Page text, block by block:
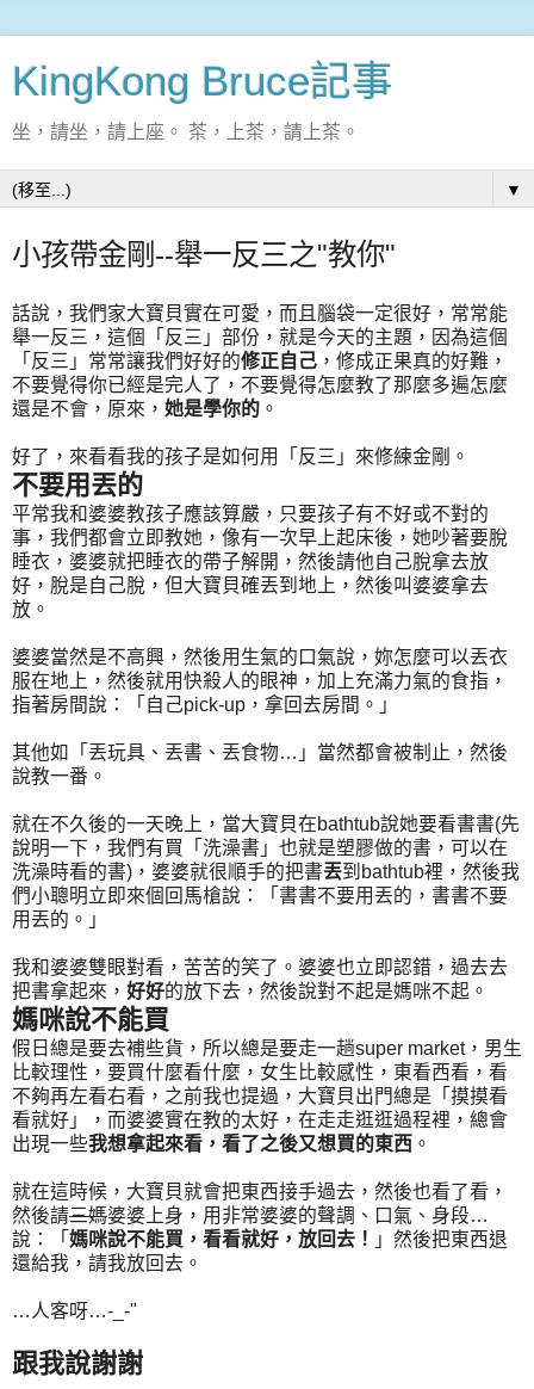
KingKong Bruce記事
坐，請坐，請上座。 茶，上茶，請上茶。
▼
小孩帶金剛--舉一反三之"教你"
話說，我們家大寶貝實在可愛，而且腦袋一定很好，常常能
舉一反三，這個「反三」部份，就是今天的主題，因為這個
「反三」常常讓我們好好的修正自己 ，修成正果真的好難，
不要覺得你已經是完人了，不要覺得怎麼教了那麼多遍怎麼
還是不會，原來， 她是學你的 。
好了，來看看我的孩子是如何用「反三」來修練金剛。
不要用丟的
平常我和婆婆教孩子應該算嚴，只要孩子有不好或不對的
事，我們都會立即教她，像有一次早上起床後，她吵著要脫
睡衣，婆婆就把睡衣的帶子解開，然後請他自己脫拿去放
好，脫是自己脫，但大寶貝確丟到地上，然後叫婆婆拿去
放。
婆婆當然是不高興，然後用生氣的口氣說，妳怎麼可以丟衣
服在地上，然後就用快殺人的眼神，加上充滿力氣的食指，
指著房間說：「自己pick-up，拿回去房間。」
其他如「丟玩具、丟書、丟食物…」當然都會被制止，然後
說教一番。
就在不久後的一天晚上，當大寶貝在bathtub說她要看書書(先
說明一下，我們有買「洗澡書」也就是塑膠做的書，可以在
洗澡時看的書)，婆婆就很順手的把書丟到bathtub裡，然後我
們小聰明立即來個回馬槍說：「書書不要用丟的，書書不要
用丟的。」
我和婆婆雙眼對看，苦苦的笑了。婆婆也立即認錯，過去去
把書拿起來， 好好的放下去，然後說對不起是媽咪不起。
媽咪說不能買
假日總是要去補些貨，所以總是要走一趟super market，男生
比較理性，要買什麼看什麼，女生比較感性，東看西看，看
不夠再左看右看，之前我也提過，大寶貝出門總是「摸摸看
看就好」，而婆婆實在教的太好，在走走逛逛過程裡，總會
出現一些我想拿起來看，看了之後又想買的東西 。
就在這時候，大寶貝就會把東西接手過去，然後也看了看，
然後請三媽婆婆上身，用非常婆婆的聲調、口氣、身段…
說：「 媽咪說不能買，看看就好，放回去！ 」然後把東西退
還給我，請我放回去。
…人客呀…-_-"
跟我說謝謝